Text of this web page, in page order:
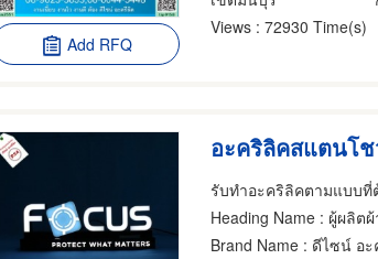
Add RFQ
Views : 72930 Time(s)
อะคริลิคสแตนโ
รับทําอะคริลิคตามแบบที่
Heading Name : ผู้ผลิตผ้าใส ฟิล์ม
Brand Name : ดีไซน์ อ